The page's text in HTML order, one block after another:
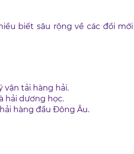
biết sâu rộng về các đổi
vận tải hàng hải.
hải dương học.
hàng đầu Đông Âu.